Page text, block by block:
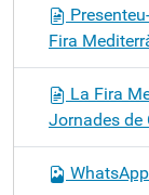
Fira
La Fira
Jornades de